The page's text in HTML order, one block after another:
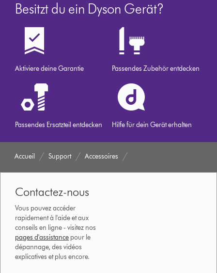
Besitzt du ein Dyson Gerät?
Aktiviere deine Garantie Passendes Zubehör entdecken
Passendes Ersatzteil entdecken Hilfe für dein Gerät erhalten
Accueil Support Accessoires
Contactez-nous
Vous pouvez accéder
rapidement à l'aide et aux
conseils en ligne - visitez nos
pages d'assistance pour le
dépannage, des vidéos
explicatives et plus encore.